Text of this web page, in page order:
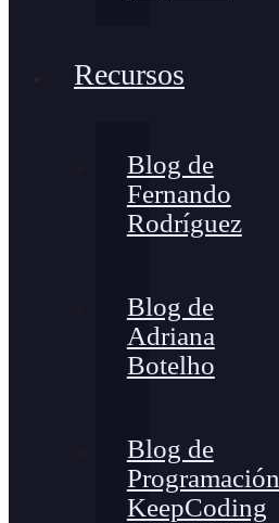
Recursos
Blog de
Fernando
Rodríguez
Blog de
Adriana
Botelho
Blog de
Programación
KeepCoding